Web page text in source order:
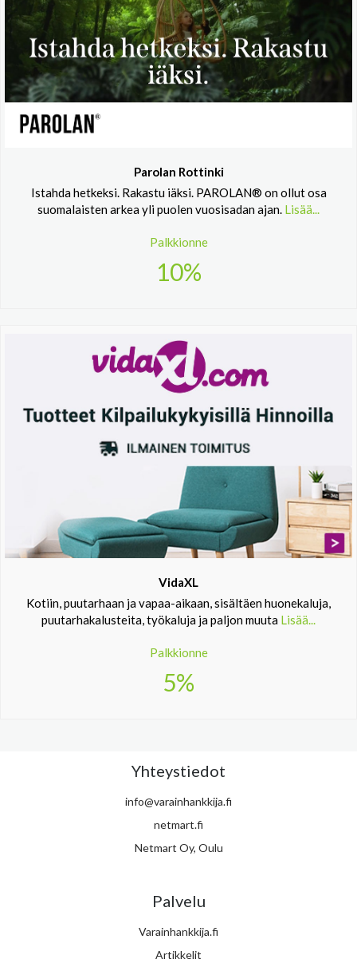
Parolan Rottinki
Istahda hetkeksi. Rakastu iäksi. PAROLAN® on ollut osa
suomalaisten arkea yli puolen vuosisadan ajan. Lisää...
Palkkionne
10%
VidaXL
Kotiin, puutarhaan ja vapaa-aikaan, sisältäen huonekaluja,
puutarhakalusteita, työkaluja ja paljon muuta Lisää...
Palkkionne
5%
Yhteystiedot
info@varainhankkija.fi
netmart.fi
Netmart Oy, Oulu
Palvelu
Varainhankkija.fi
Artikkelit